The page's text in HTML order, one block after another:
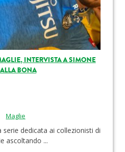
INTERVISTA A SIMONE
BONA
Maglie
dedicata ai collezionisti di
ascoltando ...